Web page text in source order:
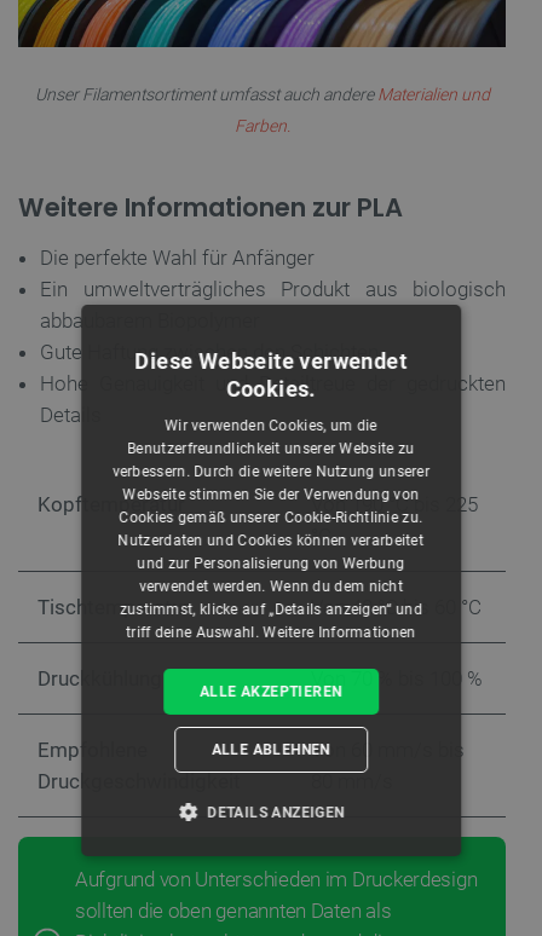
Unser Filamentsortiment umfasst auch andereMaterialien und
Farben.
Weitere Informationen zur PLA
Die perfekte Wahl für Anfänger
Ein umweltverträgliches Produkt aus biologisch
abbaubarem Biopolymer
Gute Haftung zwischen den Schichten
Hohe Genauigkeit und Detailtreue der gedruckten
Details
Kopftemperatur
Von 190 °C bis 225
°C
Tischtemperatur Von 40 °C bis 60 °C
Druckkühlung Von 70 % bis 100 %
Empfohlene
Druckgeschwindigkeit
Von 60 mm/s bis
Aufgrund von Unterschieden im Druckerdesign
sollten die oben genannten Daten als
Diese Webseite verwendet
Cookies.
Wir verwenden Cookies, um die
Benutzerfreundlichkeit unserer Website zu
verbessern. Durch die weitere Nutzung unserer
Webseite stimmen Sie der Verwendung von
Cookies gemäß unserer Cookie-Richtlinie zu.
Nutzerdaten und Cookies können verarbeitet
und zur Personalisierung von Werbung
verwendet werden. Wenn du dem nicht
zustimmst, klicke auf „Details anzeigen“ und
triff deine Auswahl.Weitere Informationen
ALLE AKZEPTIEREN
ALLE ABLEHNEN
DETAILS ANZEIGEN
PERFORMANCE